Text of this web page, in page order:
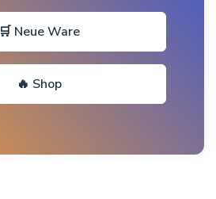
🛒 Neue Ware
🔥 Shop